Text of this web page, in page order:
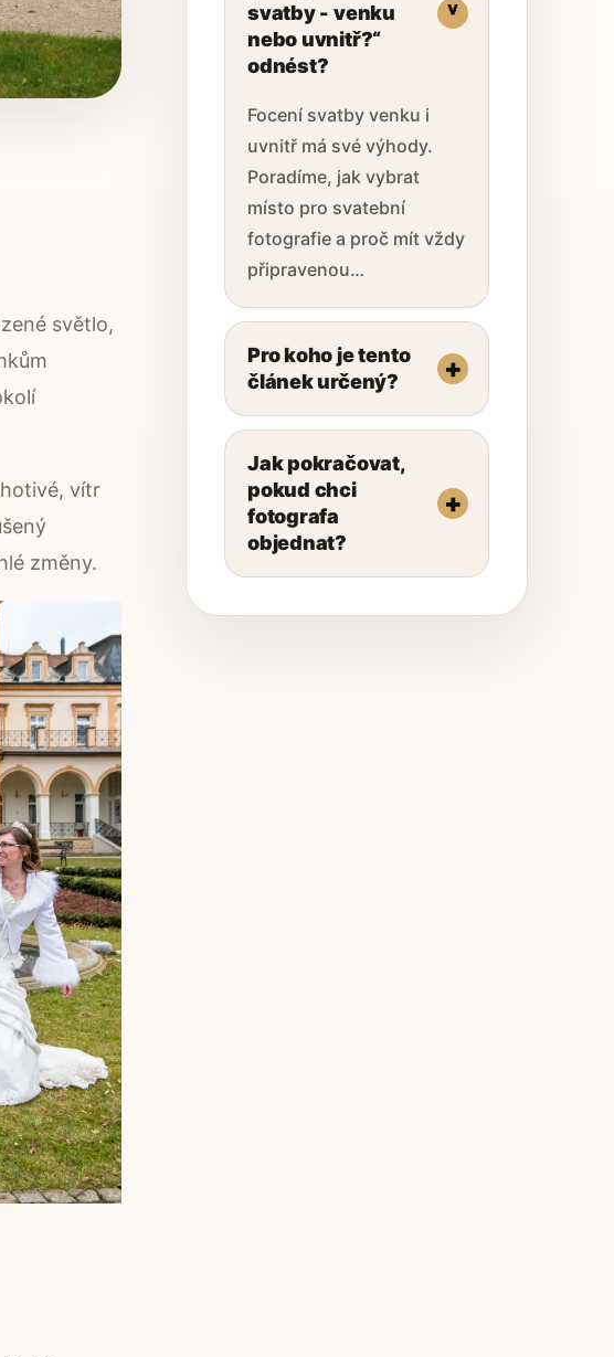
světlo,
vítr
změny.
svatby - venku
nebo uvnitř?“
odnést?
Focení svatby venku i
uvnitř má své výhody.
Poradíme, jak vybrat
místo pro svatební
fotografie a proč mít vždy
připravenou…
Pro koho je tento
článek určený?
Jak pokračovat,
pokud chci
fotografa
objednat?